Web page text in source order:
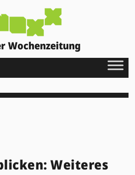
Wochenzeitung
Weiteres